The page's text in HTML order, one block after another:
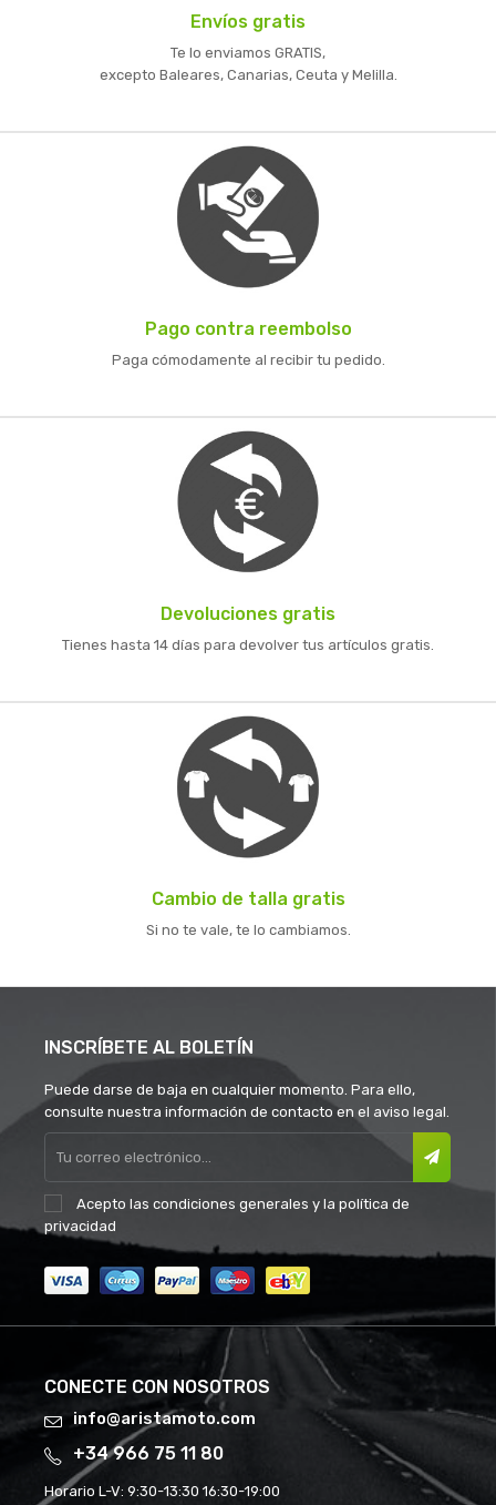
Envíos gratis
Te lo enviamos GRATIS,
excepto Baleares, Canarias, Ceuta y Melilla.
Pago contra reembolso
Paga cómodamente al recibir tu pedido.
Devoluciones gratis
Tienes hasta 14 días para devolver tus artículos gratis.
Cambio de talla gratis
Si no te vale, te lo cambiamos.
INSCRÍBETE AL BOLETÍN
Puede darse de baja en cualquier momento. Para ello,
consulte nuestra información de contacto en el aviso legal.
Acepto las condiciones generales y la política de
privacidad
CONECTE CON NOSOTROS
info@aristamoto.com
+34 966 75 11 80
Horario L-V: 9:30-13:30 16:30-19:00